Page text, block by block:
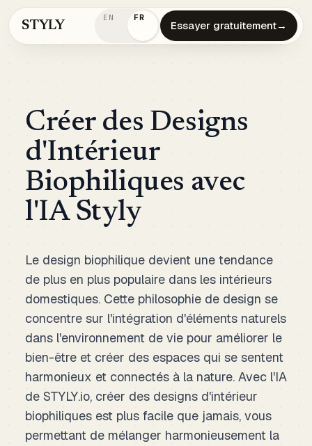
STYLY
EN FR
Essayer gratuitement→
Créer des Designs
d'Intérieur
Biophiliques avec
l'IA Styly
Le design biophilique devient une tendance
de plus en plus populaire dans les intérieurs
domestiques. Cette philosophie de design se
concentre sur l'intégration d'éléments naturels
dans l'environnement de vie pour améliorer le
bien-être et créer des espaces qui se sentent
harmonieux et connectés à la nature. Avec l'IA
de STYLY.io, créer des designs d'intérieur
biophiliques est plus facile que jamais, vous
permettant de mélanger harmonieusement la